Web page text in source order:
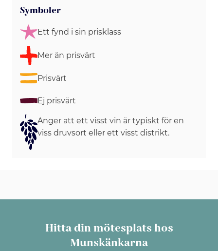
Symboler
Ett fynd i sin prisklass
Mer än prisvärt
Prisvärt
Ej prisvärt
Anger att ett visst vin är typiskt för en
viss druvsort eller ett visst distrikt.
Hitta din mötesplats hos
Munskänkarna